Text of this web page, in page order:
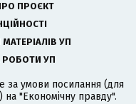
ПРОЄКТ
УП
РОБОТИ УП
за умови посилання (для
на "Економічну правду".